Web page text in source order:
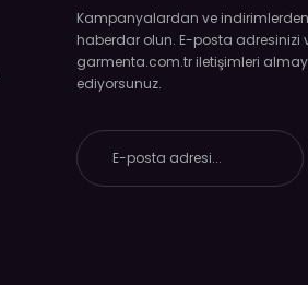
Kampanyalardan ve
haberdar olun. E-posta adresinizi
garmenta.com.tr iletişimleri
ediyorsunuz.